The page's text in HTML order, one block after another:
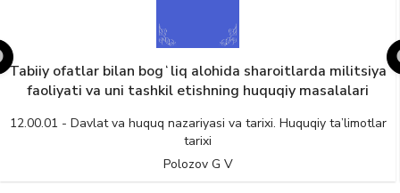
Tabiiy ofatlar bilan bogʻliq alohida sharoitlarda militsiya
faoliyati va uni tashkil etishning huquqiy masalalari
12.00.01 - Davlat va huquq nazariyasi va tarixi. Huquqiy ta’limotlar
tarixi
Polozov G V